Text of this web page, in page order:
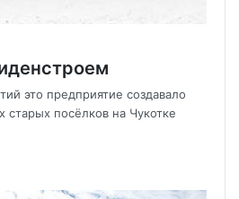
это предприятие создавало
старых посёлков на Чукотке